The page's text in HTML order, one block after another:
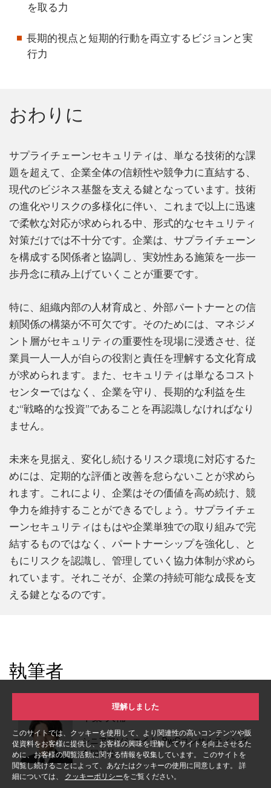
このサイトでは、クッキーを使用して、より関連性の高いコンテンツや販
促資料をお客様に提供し、お客様の興味を理解してサイトを向上させるた
めに、お客様の閲覧活動に関する情報を収集しています。 このサイトを
閲覧し続けることによって、あなたはクッキーの使用に同意します。 詳
細については、 クッキーポリシーをご覧ください。
理解しました
を取る力
長期的視点と短期的行動を両立するビジョンと実
行力
おわりに
サプライチェーンセキュリティは、単なる技術的な課
題を超えて、企業全体の信頼性や競争力に直結する、
現代のビジネス基盤を支える鍵となっています。技術
の進化やリスクの多様化に伴い、これまで以上に迅速
で柔軟な対応が求められる中、形式的なセキュリティ
対策だけでは不十分です。企業は、サプライチェーン
を構成する関係者と協調し、実効性ある施策を一歩一
歩丹念に積み上げていくことが重要です。
特に、組織内部の人材育成と、外部パートナーとの信
頼関係の構築が不可欠です。そのためには、マネジメ
ント層がセキュリティの重要性を現場に浸透させ、従
業員一人一人が自らの役割と責任を理解する文化育成
が求められます。また、セキュリティは単なるコスト
センターではなく、企業を守り、長期的な利益を生
む“戦略的な投資”であることを再認識しなければなり
ません。
未来を見据え、変化し続けるリスク環境に対応するた
めには、定期的な評価と改善を怠らないことが求めら
れます。これにより、企業はその価値を高め続け、競
争力を維持することができるでしょう。サプライチェ
ーンセキュリティはもはや企業単独での取り組みで完
結するものではなく、パートナーシップを強化し、と
もにリスクを認識し、管理していく協力体制が求めら
れています。それこそが、企業の持続可能な成長を支
える鍵となるのです。
執筆者
シニアアソシエイト, PwCコンサルティング
合同会社